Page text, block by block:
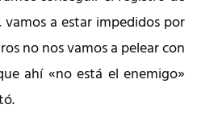
a estar impedidos por
no nos vamos a pelear con
ahí «no está el enemigo»